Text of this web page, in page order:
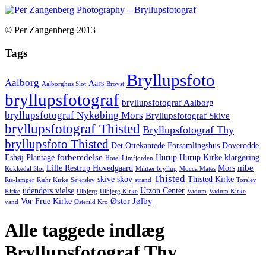
© Per Zangenberg 2013
Tags
Aalborg Aalborghus Slot Aars Brovst Bryllupsfoto
bryllupsfotograf bryllupsfotograf Aalborg
bryllupsfotograf Nykøbing Mors Bryllupsfotograf Skive
bryllupsfotograf Thisted Bryllupsfotograf Thy
bryllupsfoto Thisted Det Ottekantede Forsamlingshus Doverodde
Eshøj Plantage forberedelse Hotel Limfjorden Hurup Hurup Kirke klargøring
Kokkedal Slot Lille Restrup Hovedgaard Militær bryllup Mocca Mates Mors nibe
Ris-lamper Ræhr Kirke Sejerslev skive skov strand Thisted Thisted Kirke Torslev
Kirke udendørs vielse Ulbjerg Ulbjerg Kirke Utzon Center Vadum Vadum Kirke
vand Vor Frue Kirke Østerild Kro Øster Jølby
Alle taggede indlæg